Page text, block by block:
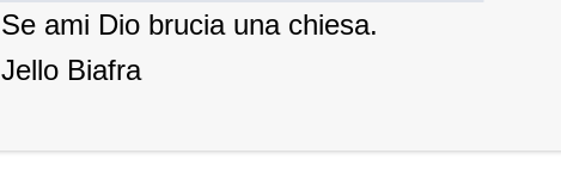
Se ami Dio brucia una chiesa.
Jello Biafra